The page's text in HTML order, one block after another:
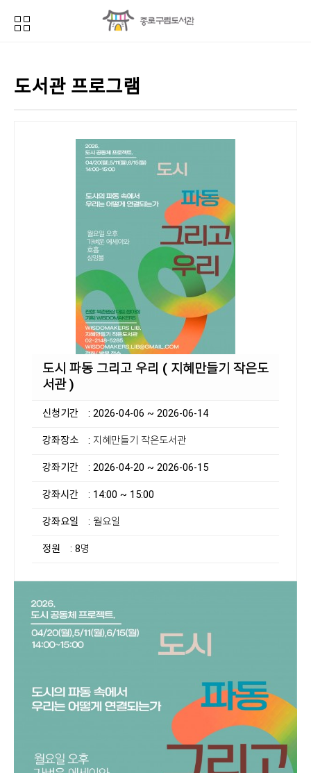
도서관 프로그램
도시 파동 그리고 우리 ( 지혜만들기 작은도
서관 )
신청기간 : 2026-04-06 ~ 2026-06-14
강좌장소 : 지혜만들기 작은도서관
강좌기간 : 2026-04-20 ~ 2026-06-15
강좌시간 : 14:00 ~ 15:00
강좌요일 : 월요일
정원 : 8명